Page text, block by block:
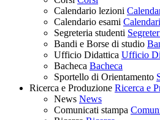
Calendario lezioni
Calendario esami
Segreteria studenti
Bandi e Borse di studio
Ufficio Didattica Ufficio
Bacheca Bacheca
Sportello di Orientamento
Ricerca e Produzione Ricerca e
News News
Comunicati stampa